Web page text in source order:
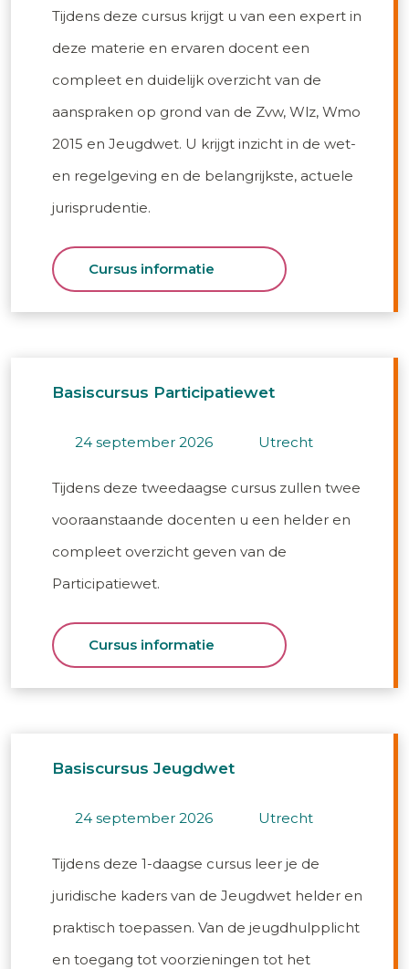
Tijdens deze cursus krijgt u van een expert in
deze materie en ervaren docent een
compleet en duidelijk overzicht van de
aanspraken op grond van de Zvw, Wlz, Wmo
2015 en Jeugdwet. U krijgt inzicht in de wet-
en regelgeving en de belangrijkste, actuele
jurisprudentie.
Cursus informatie
Basiscursus Participatiewet
24 september 2026 utrecht
Tijdens deze tweedaagse cursus zullen twee
vooraanstaande docenten u een helder en
compleet overzicht geven van de
Participatiewet.
Cursus informatie
Basiscursus Jeugdwet
24 september 2026 utrecht
Tijdens deze 1-daagse cursus leer je de
juridische kaders van de Jeugdwet helder en
praktisch toepassen. Van de jeugdhulpplicht
en toegang tot voorzieningen tot het